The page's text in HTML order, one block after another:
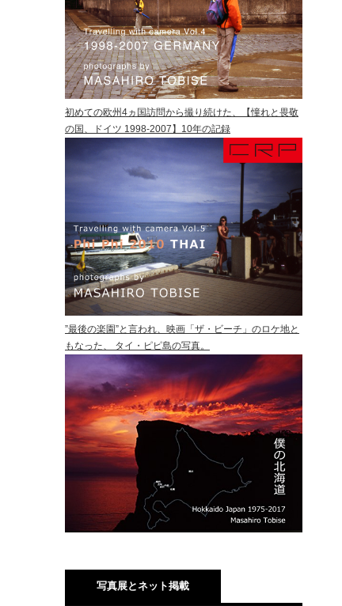
初めての欧州4ヵ国訪問から撮り続けた、【憧れと畏敬
の国、ドイツ 1998-2007】10年の記録
”最後の楽園”と言われ、映画「ザ・ビーチ」のロケ地と
もなった、 タイ・ピピ島の写真。
写真展とネット掲載